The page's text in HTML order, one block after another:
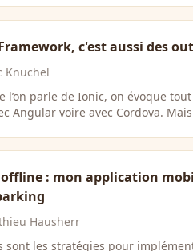
c'est aussi des
Knuchel
l’on parle de Ionic, on évoque
Angular voire avec Cordova.
offline : mon application
Hausherr
sont les stratégies pour